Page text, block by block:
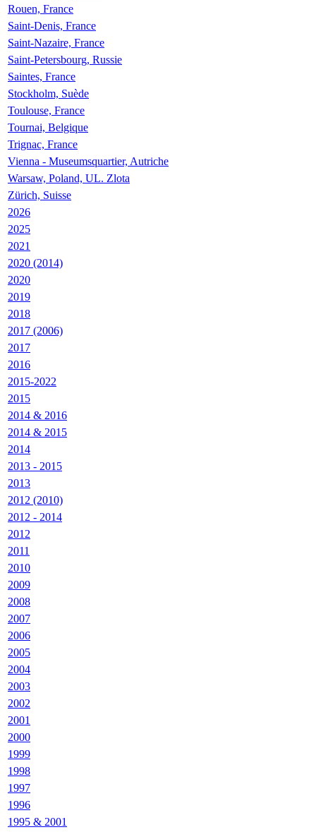
Rouen, France
Saint-Denis, France
Saint-Nazaire, France
Saint-Petersbourg, Russie
Saintes, France
Stockholm, Suède
Toulouse, France
Tournai, Belgique
Trignac, France
Vienna - Museumsquartier, Autriche
Warsaw, Poland, UL. Zlota
Zürich, Suisse
2026
2025
2021
2020 (2014)
2020
2019
2018
2017 (2006)
2017
2016
2015-2022
2015
2014 & 2016
2014 & 2015
2014
2013 - 2015
2013
2012 (2010)
2012 - 2014
2012
2011
2010
2009
2008
2007
2006
2005
2004
2003
2002
2001
2000
1999
1998
1997
1996
1995 & 2001